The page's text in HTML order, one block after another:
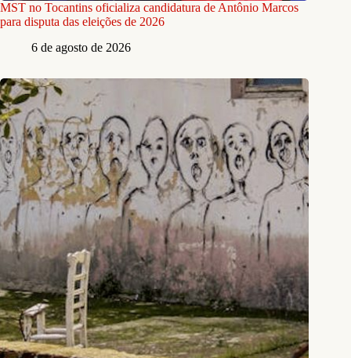
MST no Tocantins oficializa candidatura de Antônio Marcos
para disputa das eleições de 2026
6 de agosto de 2026